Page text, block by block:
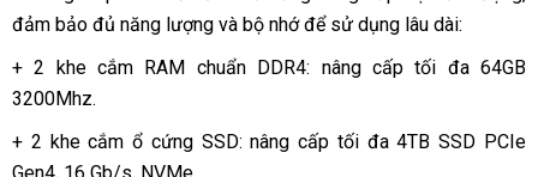
đảm bảo đủ năng lượng và bộ nhớ để sử dụng lâu dài:
+ 2 khe cắm RAM chuẩn DDR4: nâng cấp tối đa 64GB
3200Mhz.
+ 2 khe cắm ổ cứng SSD: nâng cấp tối đa 4TB SSD PCIe